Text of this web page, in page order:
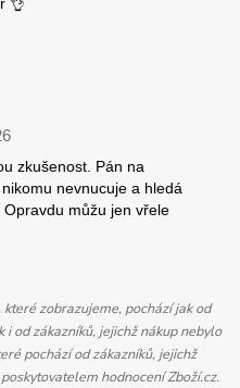
zobrazujeme, pochází jak od
od zákazníků, jejichž nákup nebylo
pochází od zákazníků, jejichž
hodnocení Zboží.cz.